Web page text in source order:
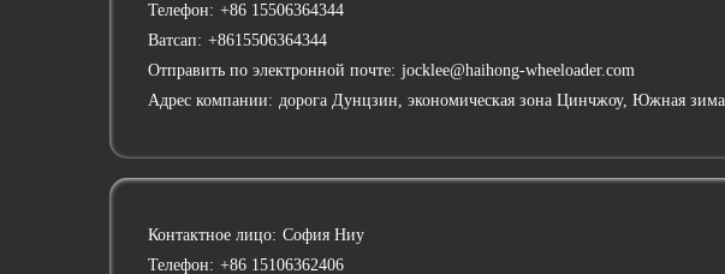
Телефон: +86 15506364344
Ватсап: +8615506364344
Отправить по электронной почте: jocklee@haihong-wheeloader.com
Адрес компании: дорога Дунцзин, экономическая зона Цинчжоу, Южная
Контактное лицо: София Ниу
Телефон: +86 15106362406